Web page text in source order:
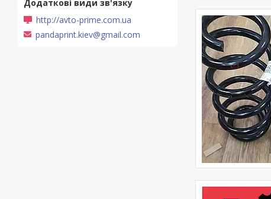
http://avto-prime.com.ua
pandaprint.kiev@gmail.com